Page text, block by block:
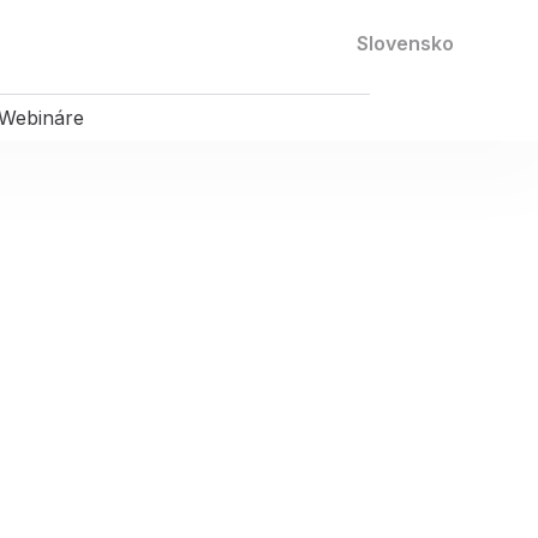
Slovensko